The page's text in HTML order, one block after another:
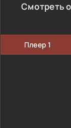
Смотреть
Плеер 1